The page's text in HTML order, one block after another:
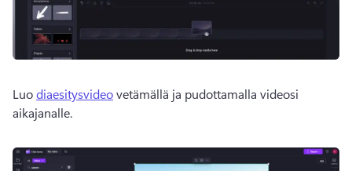
Luo diaesitysvideo vetämällä ja pudottamalla videosi
aikajanalle.